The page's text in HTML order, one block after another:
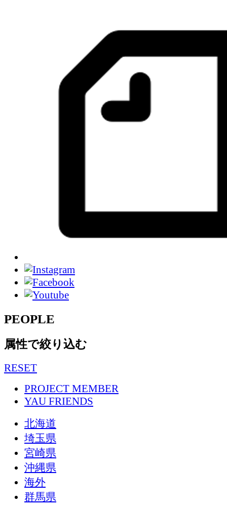
PEOPLE
属性で絞り込む
RESET
PROJECT MEMBER
YAU FRIENDS
北海道
埼玉県
宮崎県
沖縄県
海外
群馬県